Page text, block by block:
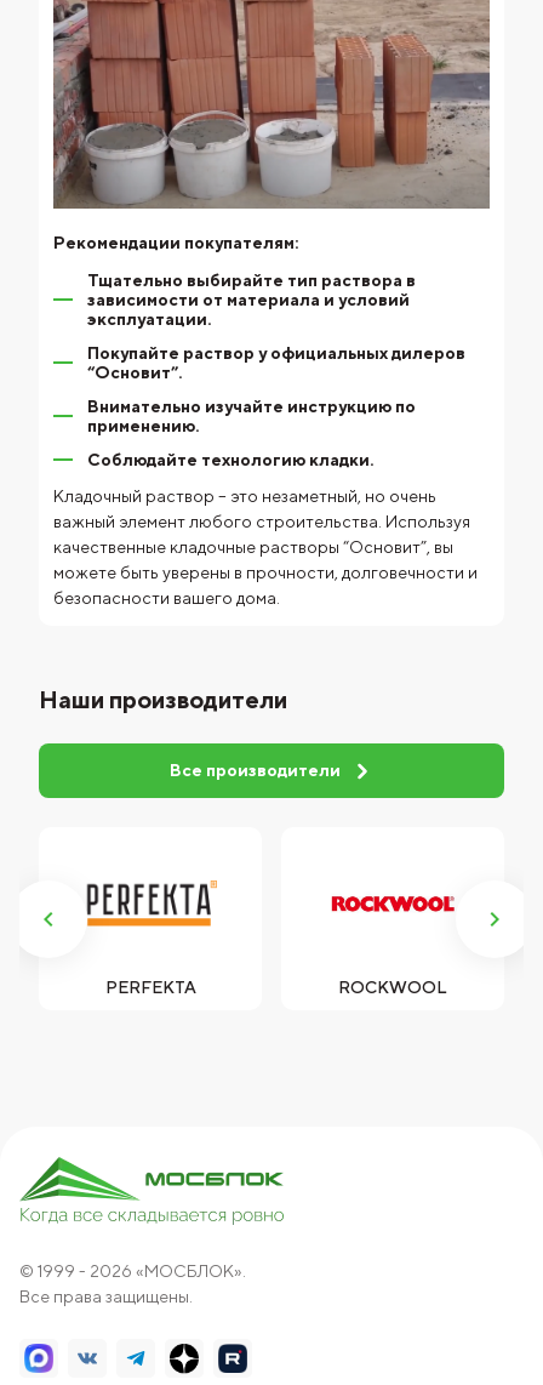
Рекомендации покупателям:
Тщательно выбирайте тип раствора в
зависимости от материала и условий
эксплуатации.
Покупайте раствор у официальных дилеров
“Основит”.
Внимательно изучайте инструкцию по
применению.
Соблюдайте технологию кладки.
Кладочный раствор – это незаметный, но очень
важный элемент любого строительства. Используя
качественные кладочные растворы “Основит”, вы
можете быть уверены в прочности, долговечности и
безопасности вашего дома.
Наши производители
Все производители
PERFEKTA ROCKWOOL
© 1999 - 2026 «МОСБЛОК».
Все права защищены.